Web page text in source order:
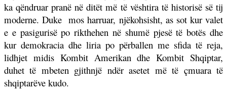
ka qëndruar pranë në ditët më të vështira të historisë së tij
moderne. Duke mos harruar, njëkohsisht, as sot kur valet
e e pasigurisë po rikthehen në shumë pjesë të botës dhe
kur demokracia dhe liria po përballen me sfida të reja,
lidhjet midis Kombit Amerikan dhe Kombit Shqiptar,
duhet të mbeten gjithnjë ndër asetet më të çmuara të
shqiptarëve kudo.